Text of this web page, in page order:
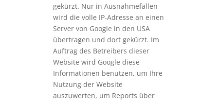
gekürzt. Nur in Ausnahmefällen
wird die volle IP-Adresse an einen
Server von Google in den USA
übertragen und dort gekürzt. Im
Auftrag des Betreibers dieser
Website wird Google diese
Informationen benutzen, um Ihre
Nutzung der Website
auszuwerten, um Reports über